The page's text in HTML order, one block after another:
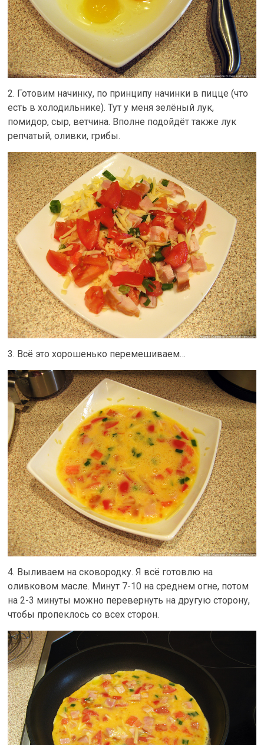
2. Готовим начинку, по принципу начинки в пицце (что
есть в холодильнике). Тут у меня зелёный лук,
помидор, сыр, ветчина. Вполне подойдёт также лук
репчатый, оливки, грибы.
3. Всё это хорошенько перемешиваем…
4. Выливаем на сковородку. Я всё готовлю на
оливковом масле. Минут 7-10 на среднем огне, потом
на 2-3 минуты можно перевернуть на другую сторону,
чтобы пропеклось со всех сторон.